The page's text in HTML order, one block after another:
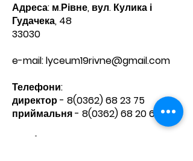
Адреса: м.Рівне, вул. Кулика і
Гудачека, 48
33030
e-mail:lyceum19rivne@gmail.com
Телефони:​
директор - 8(0362) 68 23 75
приймальня - 8(0362) 68 20 60
Зв'яжіться з нами